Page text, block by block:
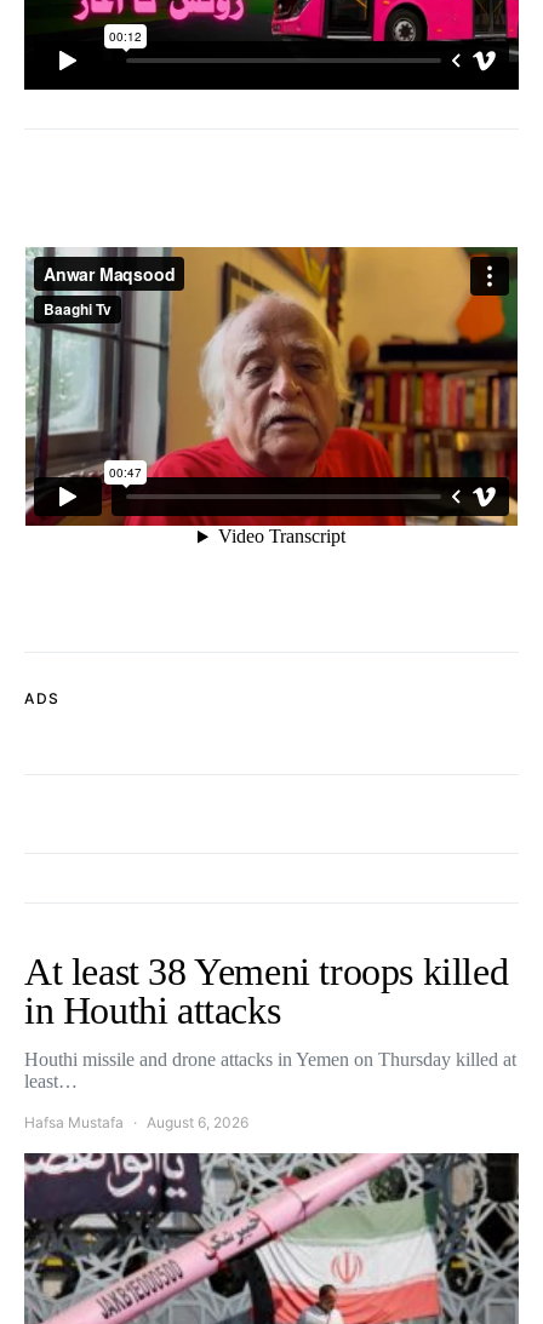
ADS
At least 38 Yemeni troops killed
in Houthi attacks
Houthi missile and drone attacks in Yemen on Thursday killed at
least…
Hafsa Mustafa August 6, 2026